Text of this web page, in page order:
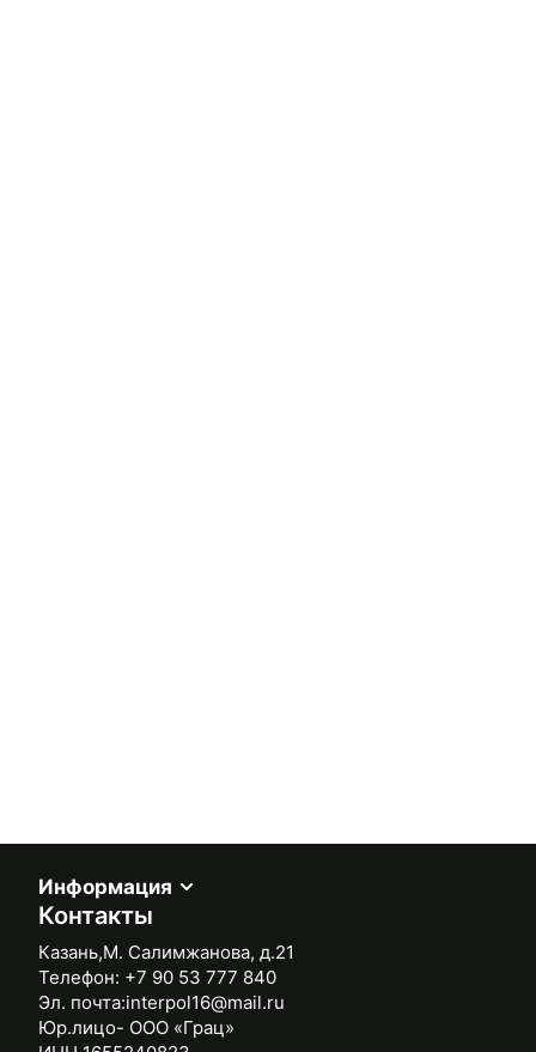
Информация
Контакты
Казань,М. Салимжанова, д.21
Телефон: +7 90 53 777 840
Эл. почта:interpol16@mail.ru
Юр.лицо- ООО «Грац»